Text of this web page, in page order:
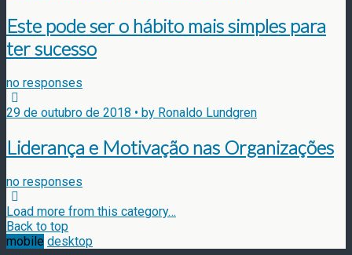
Este pode ser o hábito mais simples para
ter sucesso
no responses
29 de outubro de 2018 • by Ronaldo Lundgren
Liderança e Motivação nas Organizações
no responses
Load more from this category…
Back to top
mobile desktop